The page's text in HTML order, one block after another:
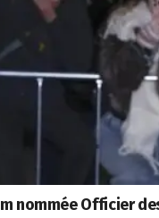
nommée Officier